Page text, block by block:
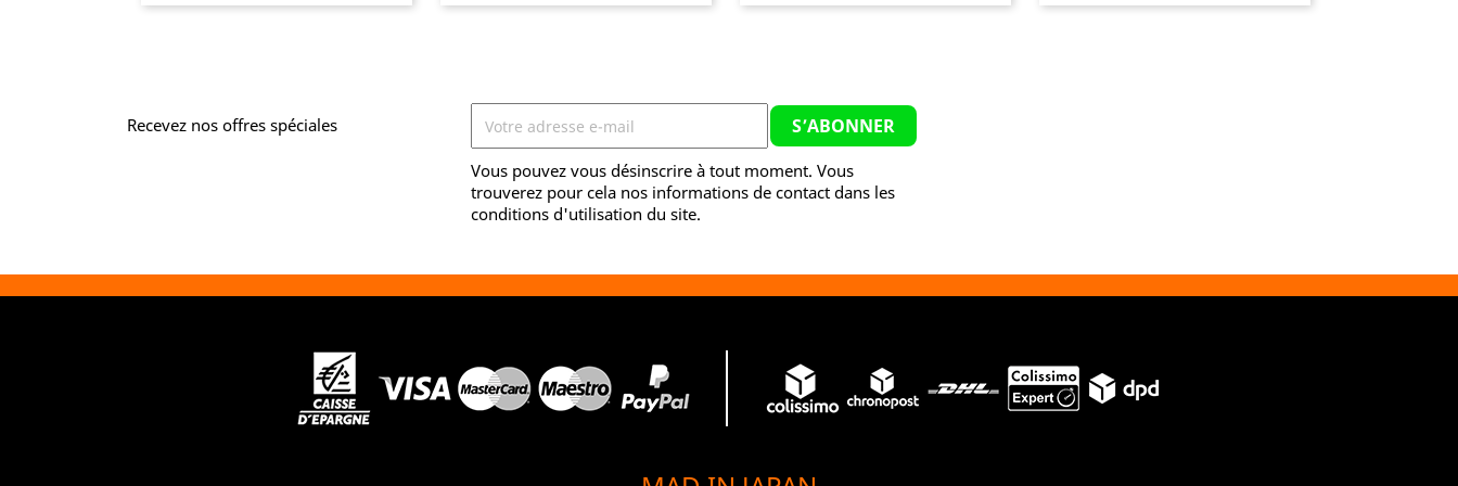
Recevez nos offres spéciales
Vous pouvez vous désinscrire à tout moment. Vous
trouverez pour cela nos informations de contact dans les
conditions d'utilisation du site.